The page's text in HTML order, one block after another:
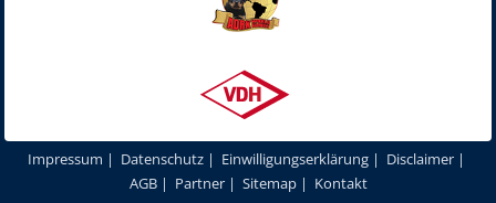
Impressum | Datenschutz | Einwilligungserklärung | Disclaimer |
AGB| Partner| Sitemap| Kontakt